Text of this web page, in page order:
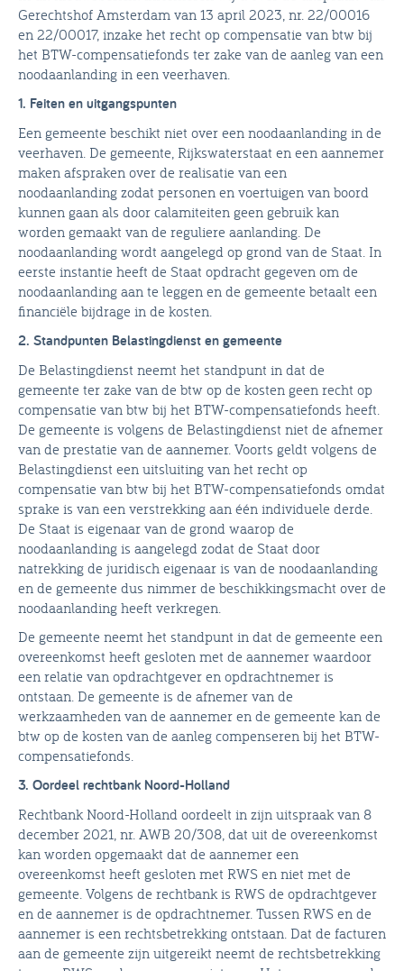
Gerechtshof Amsterdam van 13 april 2023, nr. 22/00016
en 22/00017, inzake het recht op compensatie van btw bij
het BTW-compensatiefonds ter zake van de aanleg van een
noodaanlanding in een veerhaven.
1. Feiten en uitgangspunten
Een gemeente beschikt niet over een noodaanlanding in de
veerhaven. De gemeente, Rijkswaterstaat en een aannemer
maken afspraken over de realisatie van een
noodaanlanding zodat personen en voertuigen van boord
kunnen gaan als door calamiteiten geen gebruik kan
worden gemaakt van de reguliere aanlanding. De
noodaanlanding wordt aangelegd op grond van de Staat. In
eerste instantie heeft de Staat opdracht gegeven om de
noodaanlanding aan te leggen en de gemeente betaalt een
financiële bijdrage in de kosten.
2. Standpunten Belastingdienst en gemeente
De Belastingdienst neemt het standpunt in dat de
gemeente ter zake van de btw op de kosten geen recht op
compensatie van btw bij het BTW-compensatiefonds heeft.
De gemeente is volgens de Belastingdienst niet de afnemer
van de prestatie van de aannemer. Voorts geldt volgens de
Belastingdienst een uitsluiting van het recht op
compensatie van btw bij het BTW-compensatiefonds omdat
sprake is van een verstrekking aan één individuele derde.
De Staat is eigenaar van de grond waarop de
noodaanlanding is aangelegd zodat de Staat door
natrekking de juridisch eigenaar is van de noodaanlanding
en de gemeente dus nimmer de beschikkingsmacht over de
noodaanlanding heeft verkregen.
De gemeente neemt het standpunt in dat de gemeente een
overeenkomst heeft gesloten met de aannemer waardoor
een relatie van opdrachtgever en opdrachtnemer is
ontstaan. De gemeente is de afnemer van de
werkzaamheden van de aannemer en de gemeente kan de
btw op de kosten van de aanleg compenseren bij het BTW-
compensatiefonds.
3. Oordeel rechtbank Noord-Holland
Rechtbank Noord-Holland oordeelt in zijn uitspraak van 8
december 2021, nr. AWB 20/308, dat uit de overeenkomst
kan worden opgemaakt dat de aannemer een
overeenkomst heeft gesloten met RWS en niet met de
gemeente. Volgens de rechtbank is RWS de opdrachtgever
en de aannemer is de opdrachtnemer. Tussen RWS en de
aannemer is een rechtsbetrekking ontstaan. Dat de facturen
aan de gemeente zijn uitgereikt neemt de rechtsbetrekking